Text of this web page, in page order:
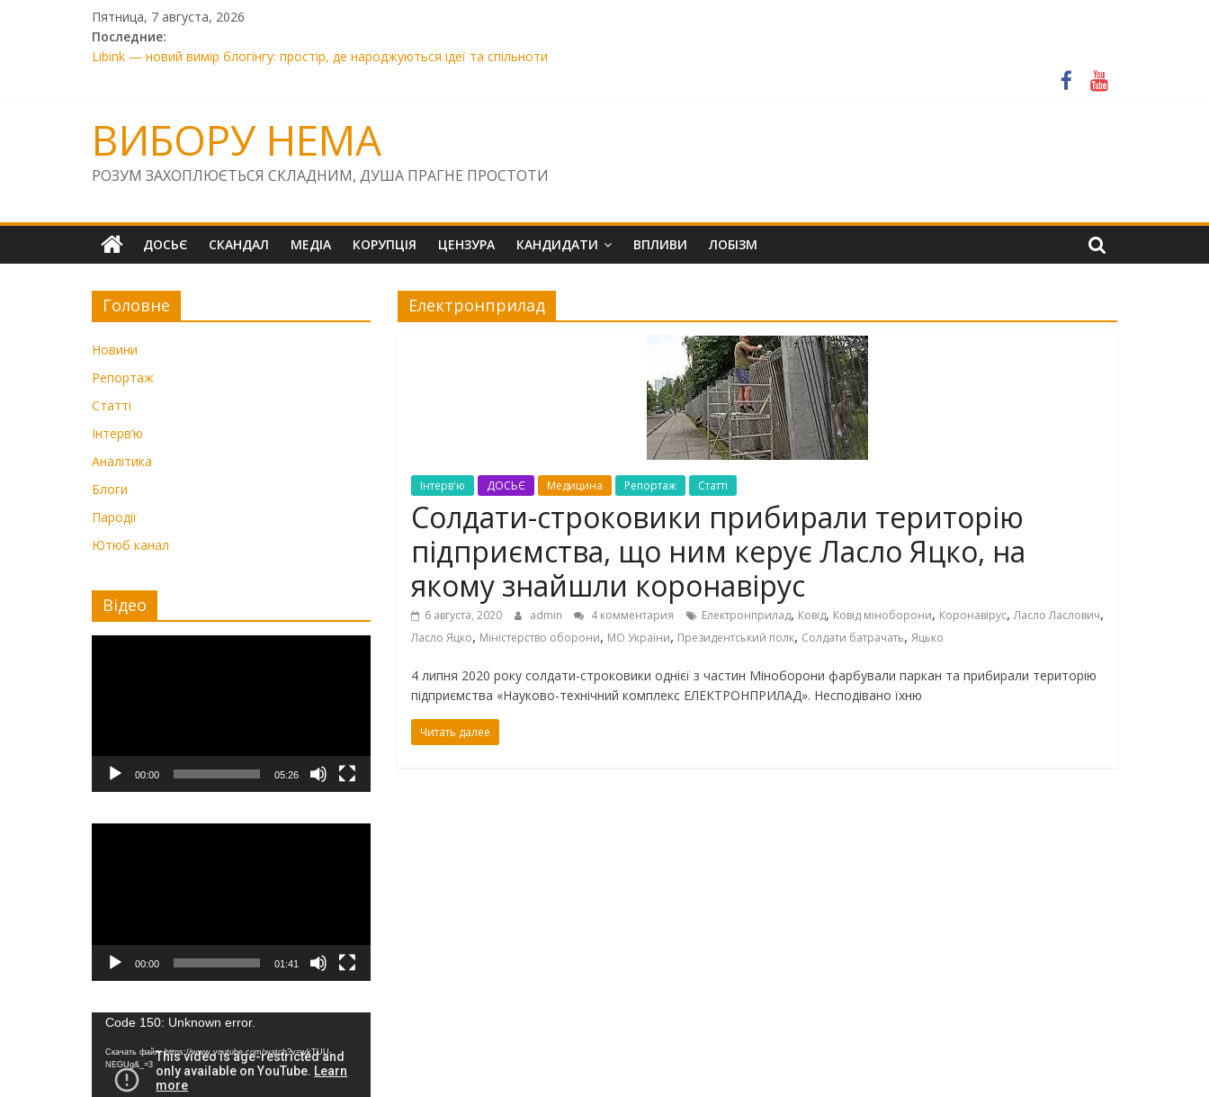
Пятница, 7 августа, 2026
Последние:
Правосуддя на «швидкій перемотці»: чому голова ВАКС Віра Михайленко вирішила «промотати» матеріали НСРД і закрити онлайн-трансляції у резонансній справі
Libink — новий вимір блогінгу: простір, де народжуються ідеї та спільноти
01.01. 01.01.2026
ВИБОРУ НЕМА
РОЗУМ ЗАХОПЛЮЄТЬСЯ СКЛАДНИМ, ДУША ПРАГНЕ ПРОСТОТИ
ДОСЬЄ СКАНДАЛ МЕДІА КОРУПЦІЯ ЦЕНЗУРА КАНДИДАТИ ВПЛИВИ ЛОБІЗМ
Електронприлад
Інтерв'ю ДОСЬЄ Медицина Репортаж Статті
Солдати-строковики прибирали територію
підприємства, що ним керує Ласло Яцко, на
якому знайшли коронавірус
6 августа, 2020 admin 4 комментария Електронприлад, Ковід, Ковід міноборони, Коронавірус,Ласло Ласлович,
Ласло Яцко, Міністерство оборони, МО України, Президентський полк, Солдати батрачать, Яцько
4 липня 2020 року солдати-строковики однієї з частин Міноборони фарбували паркан та прибирали територію
підприємства «Науково-технічний комплекс ЕЛЕКТРОНПРИЛАД». Несподівано їхню
Читать далее
Головне
Новини
Репортаж
Статті
Інтерв’ю
Аналітика
Блоги
Пародії
Ютюб канал
Відео
00:00 05:26
00:00 01:41
Видеоплеер
Code 150: Unknown error.
Скачать файл: https://www.youtube.com/watch?v=wkTUU-
NEGUg&_=3